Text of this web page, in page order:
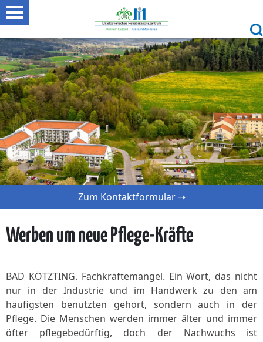
Zum Kontaktformular ➝
Werben um neue Pflege-Kräfte
BAD KÖTZTING. Fachkräftemangel. Ein Wort, das nicht
nur in der Industrie und im Handwerk zu den am
häufigsten benutzten gehört, sondern auch in der
Pflege. Die Menschen werden immer älter und immer
öfter pflegebedürftig, doch der Nachwuchs ist